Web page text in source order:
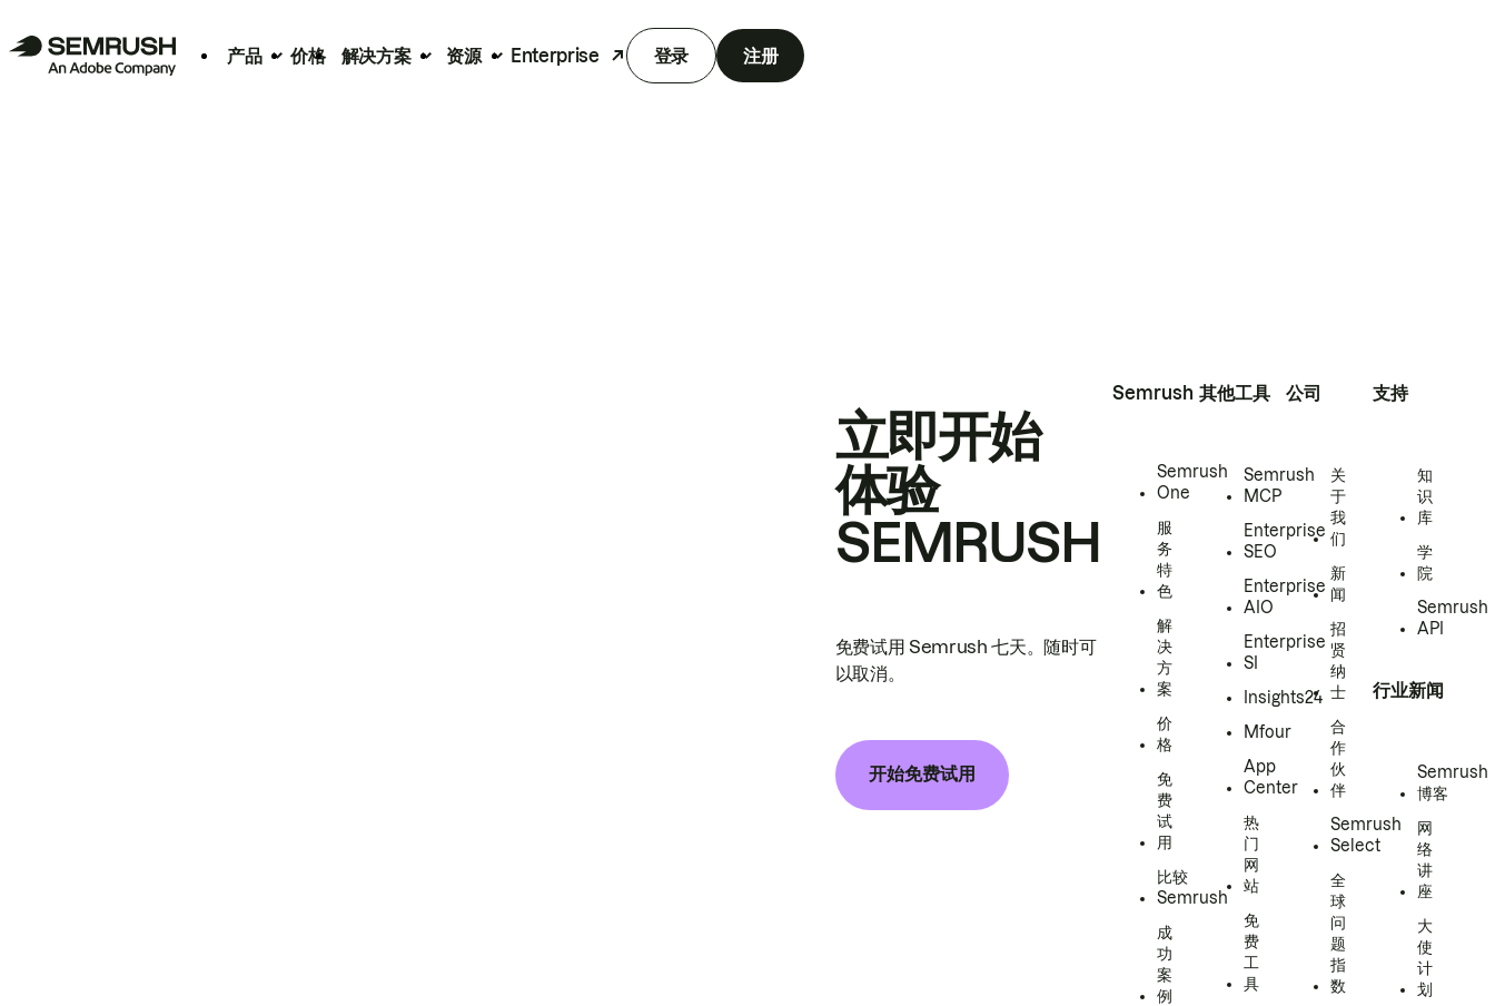
产品 价格 解决方案 资源 Enterprise 登录 注册
立即开始
体验
SEMRUSH
免费试用 Semrush 七天。随时可
以取消。
开始免费试用
Semrush
Semrush
One
服
务
特
色
解
决
方
案
价
格
免
费
试
用
比较
Semrush
成
功
案
例
其他工具
Semrush
MCP
Enterprise
SEO
Enterprise
AIO
Enterprise
SI
Insights24
Mfour
App
Center
热
门
网
站
免
费
工
具
公司
关
于
我
们
新
闻
招
贤
纳
士
合
作
伙
伴
Semrush
Select
全
球
问
题
指
数
支持
知
识
库
学
院
Semrush
API
行业新闻
Semrush
博客
网
络
讲
座
大
使
计
划